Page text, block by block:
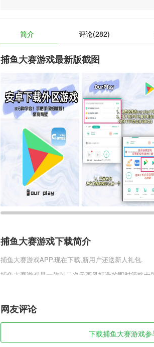
简介 评论(282)
捕鱼大赛游戏最新版截图
捕鱼大赛游戏下载简介
捕鱼大赛游戏APP,现在下载,新用户还送新人礼包.
捕鱼大赛游戏是一款以二次元画风打造的即时策略
集，半回合制战斗可轻松完成战斗，选定战斗场地
机点可能掉落的道具信息，喜欢的玩家快来趣趣手游
1,由患者的主刀医生亲自为每个患者创建属于自己的
网友评论
下载捕鱼大赛游戏